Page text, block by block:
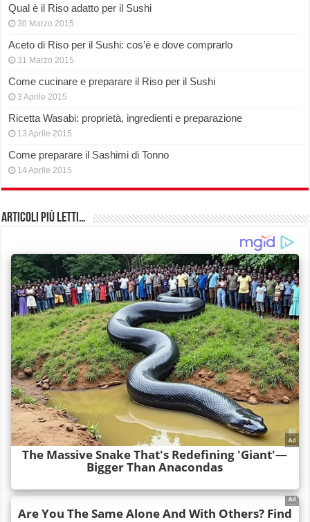
Qual è il Riso adatto per il Sushi
30 Marzo 2015
Aceto di Riso per il Sushi: cos’è e dove comprarlo
31 Marzo 2015
Come cucinare e preparare il Riso per il Sushi
3 Aprile 2015
Ricetta Wasabi: proprietà, ingredienti e preparazione
13 Aprile 2015
Come preparare il Sashimi di Tonno
14 Aprile 2015
Articoli più Letti…